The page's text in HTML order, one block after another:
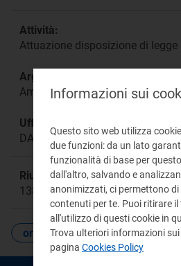
Attività:
Attuazione disposizione di legge
Argomento:
Amministrazione
Ufficio responsabile:
DAGR
Riunione:
1387a
organizzazione
Informazioni sui
Questo sito web utilizza
due funzioni: da un lato
funzionalità di base per
dall'altro, salvando e
anonimizzati, ci permettono
contenuti per te. Puoi ritirare
all'utilizzo di questi cookie in
Trova ulteriori informazioni
pagina Cookies Policy